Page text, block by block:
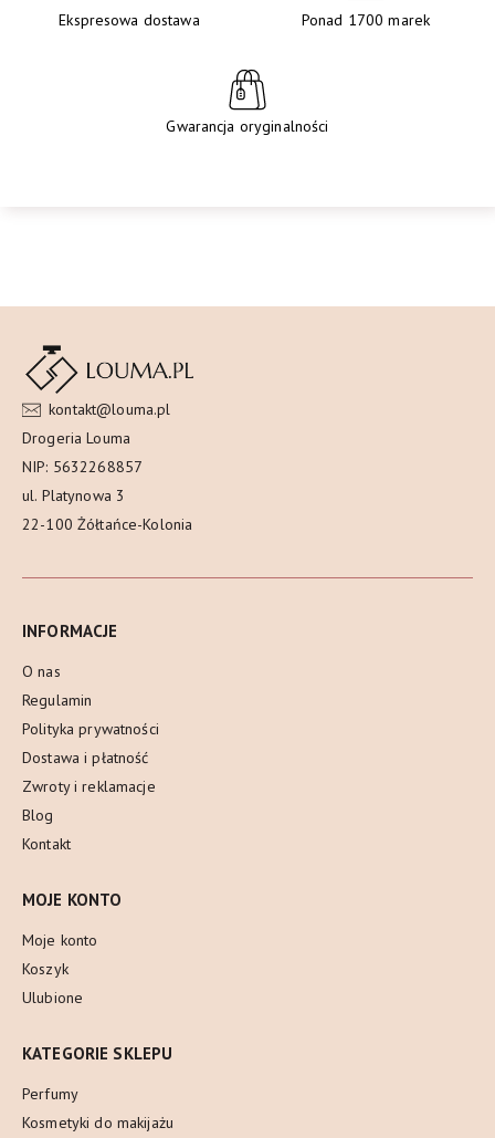
Ekspresowa dostawa Ponad 1700 marek
Gwarancja oryginalności
kontakt@louma.pl
Drogeria Louma
NIP: 5632268857
ul. Platynowa 3
22-100 Żółtańce-Kolonia
INFORMACJE
O nas
Regulamin
Polityka prywatności
Dostawa i płatność
Zwroty i reklamacje
Blog
Kontakt
MOJE KONTO
Moje konto
Koszyk
Ulubione
KATEGORIE SKLEPU
Perfumy
Kosmetyki do makijażu